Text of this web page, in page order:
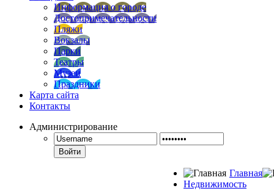
Информация о городе
Достопримечательности
Пляжи
Вокзалы
Парки
Театры
Музеи
Праздники
Карта сайта
Контакты
Администрирование
Войти
Главная
Недвижимость